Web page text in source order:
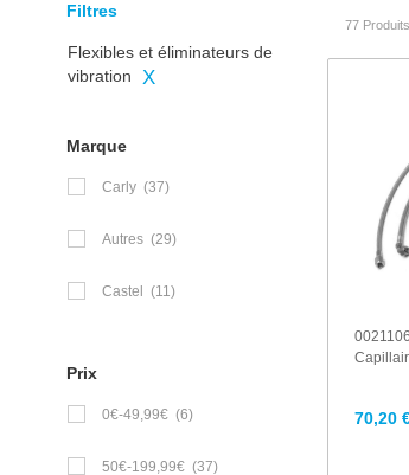
Filtres
Flexibles et éliminateurs de
vibration
X
Marque
Carly (37)
Autres (29)
Castel (11)
Prix
0€-49,99€ (6)
50€-199,99€ (37)
77
70,20